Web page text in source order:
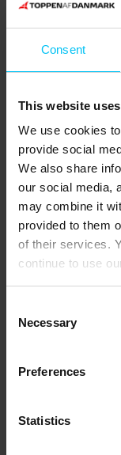
Consent
This website
We use cookies
provide social
We also share
our social media,
may combine it
provided to them
of their services.
continue to use
Selection
Necessary
Preferences
Statistics